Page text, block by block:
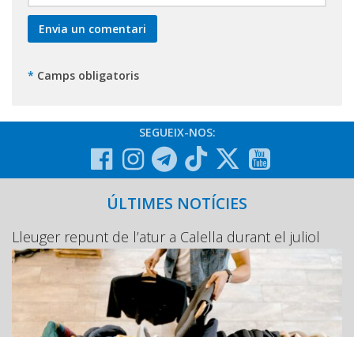
* Camps obligatoris
SEGUEIX-NOS:
ÚLTIMES NOTÍCIES
Lleuger repunt de l’atur a Calella durant el juliol